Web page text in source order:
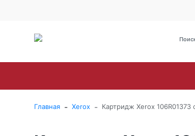
Главная - Xerox - Картридж Xerox